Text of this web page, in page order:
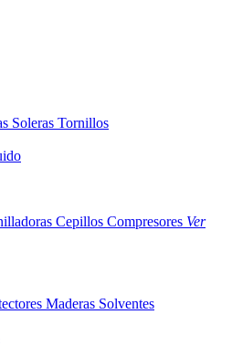
Soleras Tornillos
Cepillos Compresores Ver
Maderas Solventes